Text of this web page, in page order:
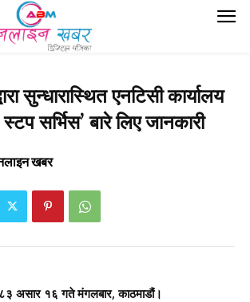
सुन्धारास्थित एनटिसी कार्यालय
स्टप सर्भिस’ बारे लिए जानकारी
खबर
असार १६ गते मंगलबार, काठमाडौं।